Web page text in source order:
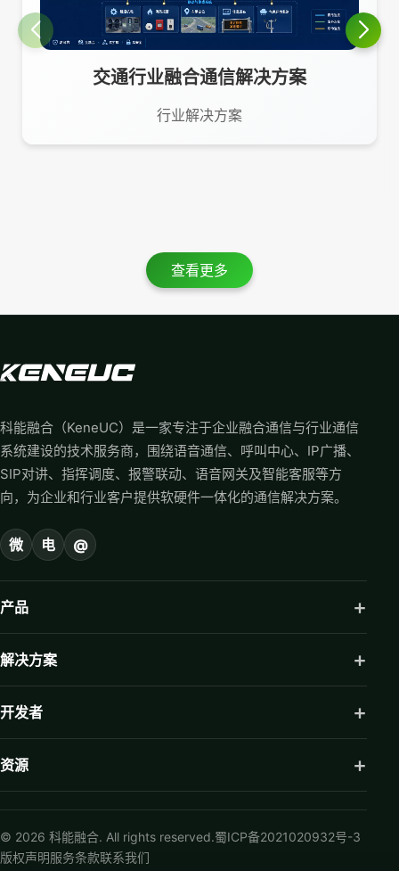
交通行业融合通信解决方案
行业解决方案
查看更多
科能融合（KeneUC）是一家专注于企业融合通信与行业通信
系统建设的技术服务商，围绕语音通信、呼叫中心、IP广播、
SIP对讲、指挥调度、报警联动、语音网关及智能客服等方
向，为企业和行业客户提供软硬件一体化的通信解决方案。
微 电 @
产品
解决方案
开发者
资源
© 2026 科能融合. All rights reserved.蜀ICP备2021020932号-3
版权声明服务条款联系我们